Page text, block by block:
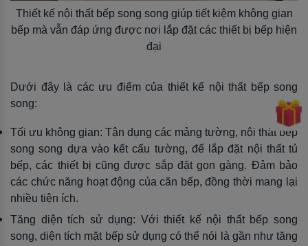
Thiết kế nội thất bếp song song giúp tiết kiệm không gian
bếp mà vẫn đáp ứng được nơi lắp đặt các thiết bị bếp hiện
đại
Dưới đây là các ưu điểm của thiết kế nội thất bếp song
song:
Tối ưu không gian: Tận dụng các mảng tường, nội thất bếp
song song dựa vào kết cấu tường, để lắp đặt nội thất tủ
bếp, các thiết bị cũng được sắp đặt gọn gàng. Đảm bảo
các chức năng hoạt động của căn bếp, đồng thời mang lại
nhiều tiện ích.
Tăng diện tích sử dụng: Với thiết kế nội thất bếp song
song, diện tích mặt bếp sử dụng có thể nói là gần như tăng